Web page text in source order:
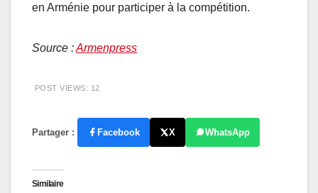
en Arménie pour participer à la compétition.
Source :Armenpress
POST VIEWS: 12
Partager : Facebook X WhatsApp
Similaire